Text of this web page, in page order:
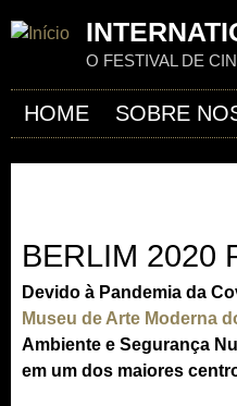
O FESTIVAL DE
BERLIM 2020
Devido à Pandemia da
Museu de Arte Moderna
Ambiente e Segurança
em um dos maiores
HOME SOBRE